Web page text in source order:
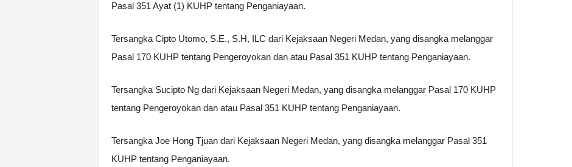
Pasal 351 Ayat (1) KUHP tentang Penganiayaan.
Tersangka Cipto Utomo, S.E., S.H, ILC dari Kejaksaan Negeri Medan, yang disangka melanggar
Pasal 170 KUHP tentang Pengeroyokan dan atau Pasal 351 KUHP tentang Penganiayaan.
Tersangka Sucipto Ng dari Kejaksaan Negeri Medan, yang disangka melanggar Pasal 170 KUHP
tentang Pengeroyokan dan atau Pasal 351 KUHP tentang Penganiayaan.
Tersangka Joe Hong Tjuan dari Kejaksaan Negeri Medan, yang disangka melanggar Pasal 351
KUHP tentang Penganiayaan.